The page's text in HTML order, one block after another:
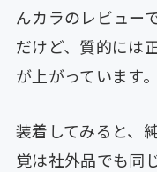
んカラのレビュー
だけど、質的には
が上がっています。
装着してみると、
覚は社外品でも同